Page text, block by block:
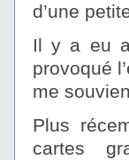
d’une
Il y a eu
provoqué
me
Plus
cartes